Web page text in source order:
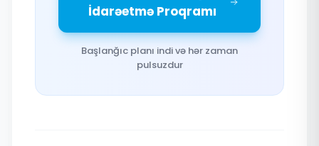
İdarəetmə Proqramı
Başlanğıc planı indi və hər zaman
pulsuzdur